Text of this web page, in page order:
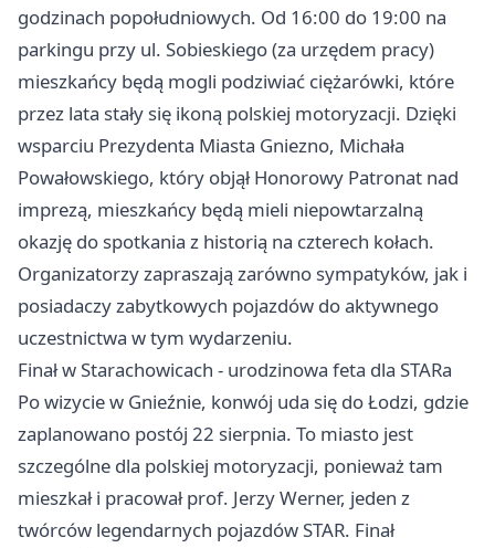
godzinach popołudniowych. Od 16:00 do 19:00 na
parkingu przy ul. Sobieskiego (za urzędem pracy)
mieszkańcy będą mogli podziwiać ciężarówki, które
przez lata stały się ikoną polskiej motoryzacji. Dzięki
wsparciu Prezydenta Miasta Gniezno, Michała
Powałowskiego, który objął Honorowy Patronat nad
imprezą, mieszkańcy będą mieli niepowtarzalną
okazję do spotkania z historią na czterech kołach.
Organizatorzy zapraszają zarówno sympatyków, jak i
posiadaczy zabytkowych pojazdów do aktywnego
uczestnictwa w tym wydarzeniu.
Finał w Starachowicach - urodzinowa feta dla STARa
Po wizycie w Gnieźnie, konwój uda się do Łodzi, gdzie
zaplanowano postój 22 sierpnia. To miasto jest
szczególne dla polskiej motoryzacji, ponieważ tam
mieszkał i pracował prof. Jerzy Werner, jeden z
twórców legendarnych pojazdów STAR. Finał